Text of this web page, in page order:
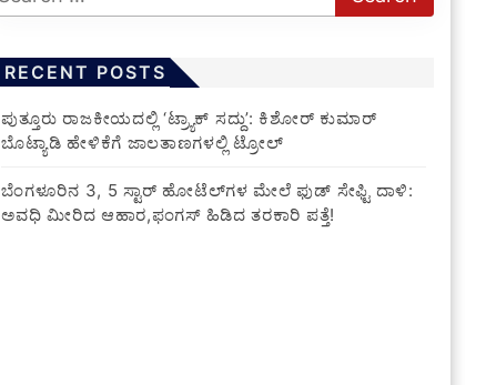
RECENT POSTS
ಪುತ್ತೂರು ರಾಜಕೀಯದಲ್ಲಿ ‘ಟ್ರ್ಯಾಕ್ ಸದ್ದು’: ಕಿಶೋರ್ ಕುಮಾರ್
ಬೊಟ್ಯಾಡಿ ಹೇಳಿಕೆಗೆ ಜಾಲತಾಣಗಳಲ್ಲಿ ಟ್ರೋಲ್
​ಬೆಂಗಳೂರಿನ 3, 5 ಸ್ಟಾರ್ ಹೋಟೆಲ್‌ಗಳ ಮೇಲೆ ಫುಡ್ ಸೇಫ್ಟಿ ದಾಳಿ:
ಅವಧಿ ಮೀರಿದ ಆಹಾರ,ಫಂಗಸ್ ಹಿಡಿದ ತರಕಾರಿ ಪತ್ತೆ!